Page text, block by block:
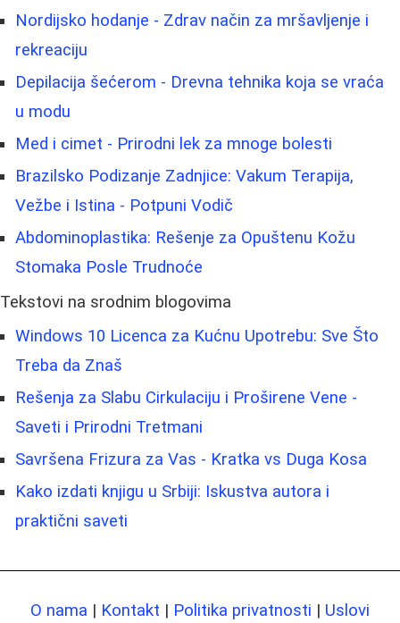
Nordijsko hodanje - Zdrav način za mršavljenje i
rekreaciju
Depilacija šećerom - Drevna tehnika koja se vraća
u modu
Med i cimet - Prirodni lek za mnoge bolesti
Brazilsko Podizanje Zadnjice: Vakum Terapija,
Vežbe i Istina - Potpuni Vodič
Abdominoplastika: Rešenje za Opuštenu Kožu
Stomaka Posle Trudnoće
Tekstovi na srodnim blogovima
Windows 10 Licenca za Kućnu Upotrebu: Sve Što
Treba da Znaš
Rešenja za Slabu Cirkulaciju i Proširene Vene -
Saveti i Prirodni Tretmani
Savršena Frizura za Vas - Kratka vs Duga Kosa
Kako izdati knjigu u Srbiji: Iskustva autora i
praktični saveti
O nama | Kontakt | Politika privatnosti | Uslovi